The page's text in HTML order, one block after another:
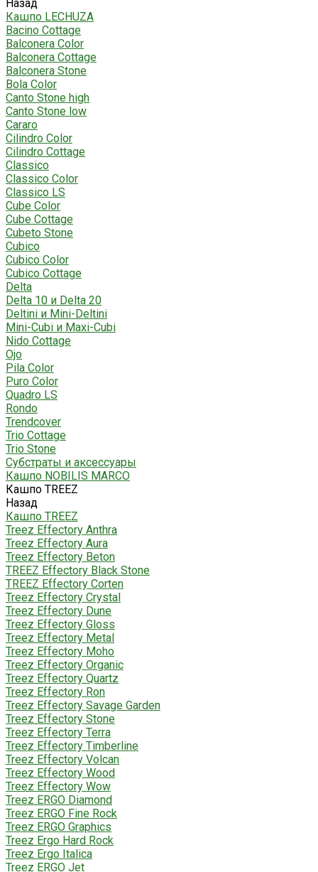
Назад
Кашпо LECHUZA
Bacino Cottage
Balconera Color
Balconera Cottage
Balconera Stone
Bola Color
Canto Stone high
Canto Stone low
Cararo
Cilindro Color
Cilindro Cottage
Classico
Classico Color
Classico LS
Cube Color
Cube Cottage
Cubeto Stone
Cubico
Cubico Color
Cubico Cottage
Delta
Delta 10 и Delta 20
Deltini и Mini-Deltini
Mini-Cubi и Maxi-Cubi
Nido Cottage
Ojo
Pila Color
Puro Color
Quadro LS
Rondo
Trendcover
Trio Cottage
Trio Stone
Субстраты и аксессуары
Кашпо NOBILIS MARCO
Кашпо TREEZ
Назад
Кашпо TREEZ
Treez Effectory Anthra
Treez Effectory Aura
Treez Effectory Beton
TREEZ Effectory Black Stone
TREEZ Effectory Corten
Treez Effectory Crystal
Treez Effectory Dune
Treez Effectory Gloss
Treez Effectory Metal
Treez Effectory Moho
Treez Effectory Organic
Treez Effectory Quartz
Treez Effectory Ron
Treez Effectory Savage Garden
Treez Effectory Stone
Treez Effectory Terra
Treez Effectory Timberline
Treez Effectory Volcan
Treez Effectory Wood
Treez Effectory Wow
Treez ERGO Diamond
Treez ERGO Fine Rock
Treez ERGO Graphics
Treez Ergo Hard Rock
Treez Ergo Italica
Treez ERGO Jet